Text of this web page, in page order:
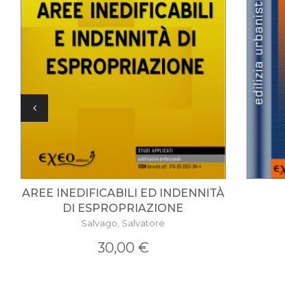
AREE INEDIFICABILI ED INDENNITÀ
DI ESPROPRIAZIONE
Salvago, Salvatore
30,00 €